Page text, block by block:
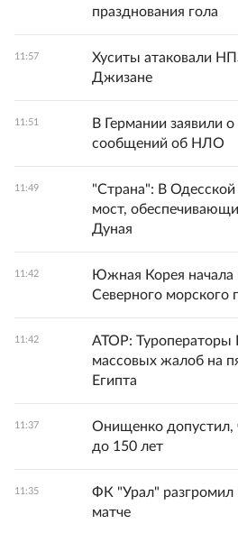
празднования гола
11:57
Хуситы атаковали
Джизане
11:51
В Германии заявили
сообщений об НЛО
11:49
"Страна": В
мост,
Дуная
11:42
Южная Корея начала
Северного морского
11:42
АТОР:
массовых жалоб на
Египта
11:37
Онищенко допустил,
до 150 лет
11:35
ФК "Урал"
матче